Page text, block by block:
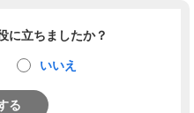
に立ちましたか？
いいえ
る